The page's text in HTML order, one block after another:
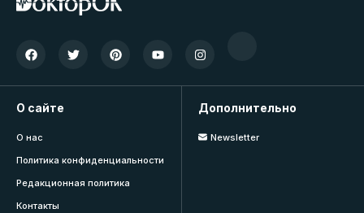
О сайте
О нас
Политика конфиденциальности
Редакционная политика
Контакты
Дополнительно
Newsletter